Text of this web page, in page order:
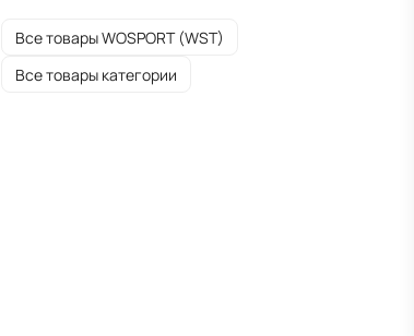
Все товары WOSPORT (WST)
Все товары категории